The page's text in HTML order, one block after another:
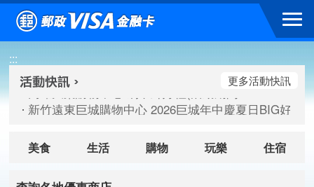
跳到主要內容區塊
:::
高雄大樂購物中心 刷卡郵好禮(活動期間：115/08/07-
臺北三創生活 有點東西第2波 刷卡郵好禮(活動期間：
高雄大樂購物中心 刷卡郵好禮(活動期間：115/08/07-
新竹遠東巨城購物中心 2026巨城年中慶夏日BIG好刷(
更多活動快訊
美食 生活 購物 玩樂 住宿